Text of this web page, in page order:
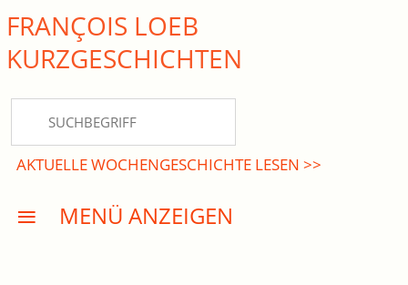
close Submenü
KURZGESCHICHTEN
DREISATZROMANE
PRESSE
FRANÇOIS LOEB
KURZ­GESCHICHTEN
AKTUELLE WOCHENGESCHICHTE LESEN >>
MENÜ ANZEIGEN